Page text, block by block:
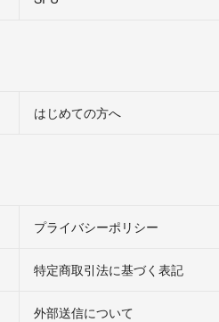
はじめての方へ
プライバシーポリシー
特定商取引法に基づく表記
外部送信について